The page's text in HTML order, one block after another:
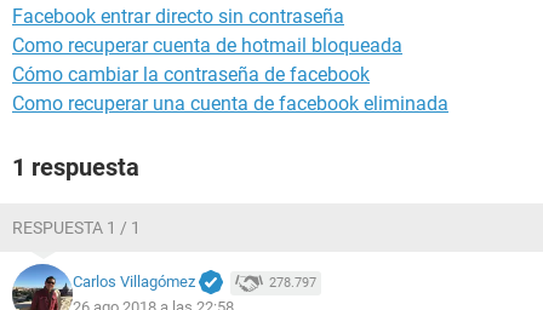
Facebook entrar directo sin contraseña
Como recuperar cuenta de hotmail bloqueada
Cómo cambiar la contraseña de facebook
Como recuperar una cuenta de facebook eliminada
1 respuesta
RESPUESTA 1 / 1
Carlos Villagómez 278.797